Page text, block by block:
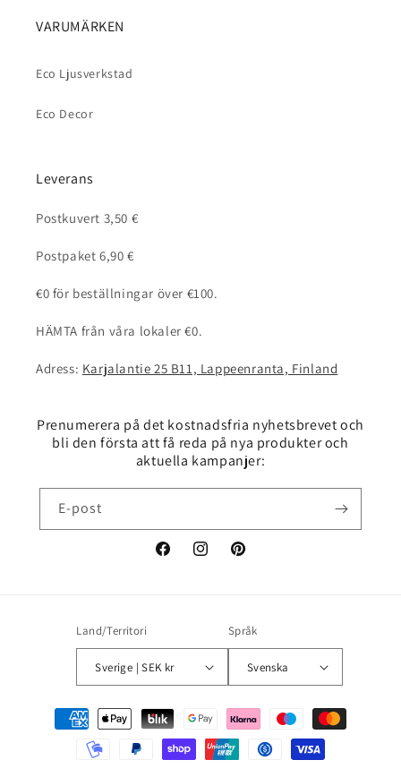
VARUMÄRKEN
Eco Ljusverkstad
Eco Decor
Leverans
Postkuvert 3,50 €
Postpaket 6,90 €
€0 för beställningar över €100.
HÄMTA från våra lokaler €0.
Adress: Karjalantie 25 B11, Lappeenranta, Finland
Prenumerera på det kostnadsfria nyhetsbrevet och
bli den första att få reda på nya produkter och
aktuella kampanjer:
E-post
FacebookInstagramPinterest
Land/Territori
Sverige | SEK kr
Språk
Svenska
Betalningsmetoder